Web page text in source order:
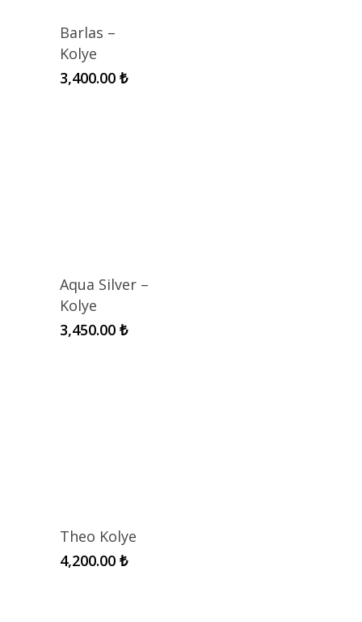
Barlas –
Kolye
3,400.00 ₺
Aqua Silver –
Kolye
3,450.00 ₺
Theo Kolye
4,200.00 ₺